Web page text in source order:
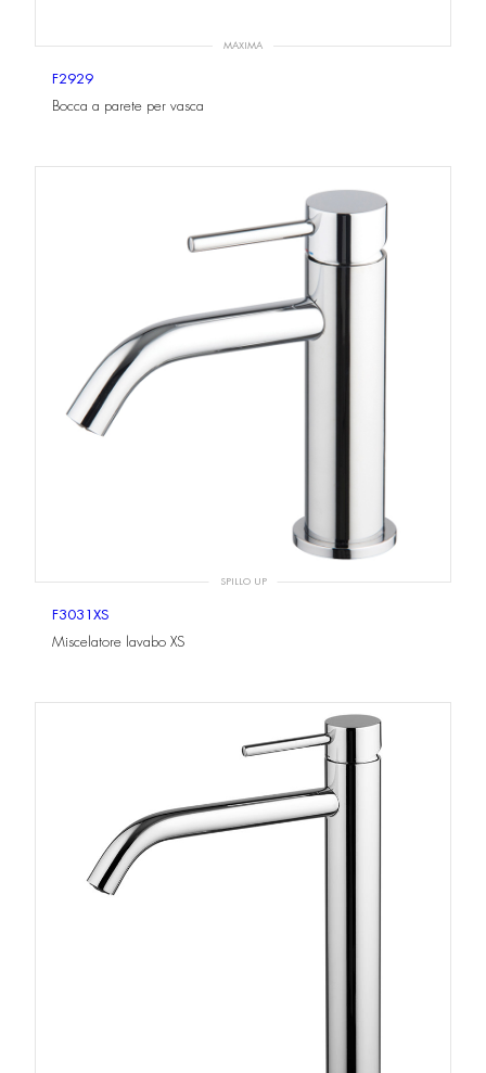
MAXIMA
F2929
Bocca a parete per vasca
SPILLO UP
F3031XS
Miscelatore lavabo XS